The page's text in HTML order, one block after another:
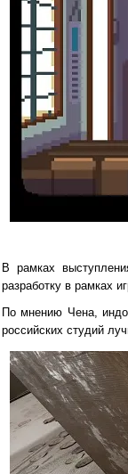
В рамках
разработку в рамках
По мнению Чена,
российских студий